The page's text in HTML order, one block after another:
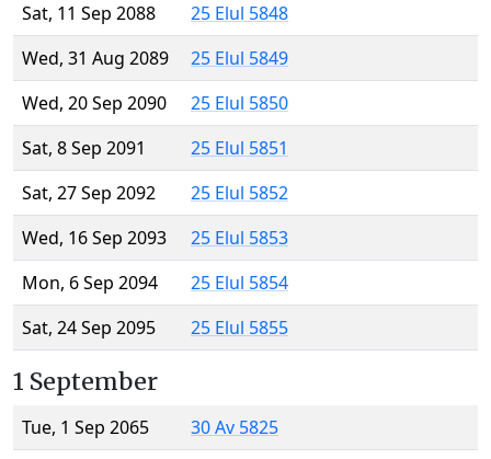
Sat, 11 Sep 2088
25 Elul 5848
Wed, 31 Aug 2089
25 Elul 5849
Wed, 20 Sep 2090
25 Elul 5850
Sat, 8 Sep 2091
25 Elul 5851
Sat, 27 Sep 2092
25 Elul 5852
Wed, 16 Sep 2093
25 Elul 5853
Mon, 6 Sep 2094
25 Elul 5854
Sat, 24 Sep 2095
25 Elul 5855
1 September
Tue, 1 Sep 2065
30 Av 5825